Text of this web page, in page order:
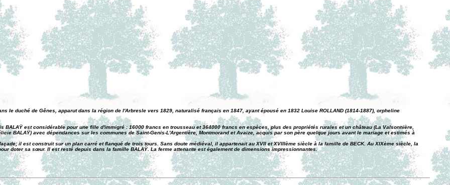
le duché de Gênes, apparut dans la région de l'Arbresle vers 1829, naturalisé français en 1847, ayant épousé en 1832 Louise ROLLAND (1814-1887), orpheline
BALAŸ est considérable pour une fille d'immigré : 16000 francs en trousseau et 364000 francs en espèces, plus des propriétés rurales et un château (La Valsonnière,
BALAŸ) avec dépendances sur les communes de Saint-Genis-L'Argentière, Montmorand et Avaize, acquis par son père quelque jours avant le mariage et estimés à
il est construit sur un plan carré et flanqué de trois tours. Sans doute médiéval, il appartenait au XVII et XVIIIème siècle à la famille de BECK. Au XIXème siècle, la
doter sa sœur. Il est resté depuis dans la famille BALAŸ. La ferme attenante est également de dimensions impressionnantes.